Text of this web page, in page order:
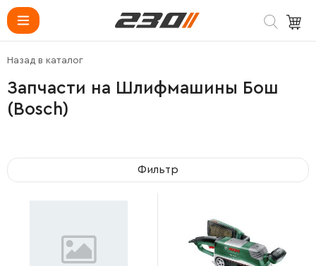
Запчасти на Шлифмашины Бош
(Bosch)
Назад в каталог
Фильтр